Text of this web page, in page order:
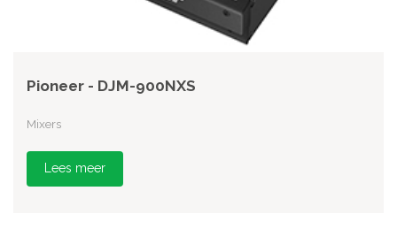
Pioneer - DJM-900NXS
Mixers
Lees meer